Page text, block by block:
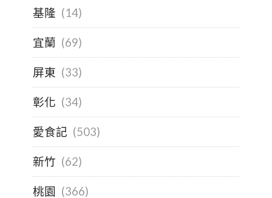
基隆 (14)
宜蘭 (69)
屏東 (33)
彰化 (34)
愛食記 (503)
新竹 (62)
桃園 (366)